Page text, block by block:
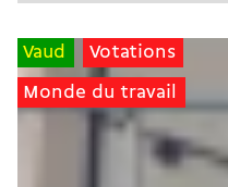
Vaud Votations
Monde du travail